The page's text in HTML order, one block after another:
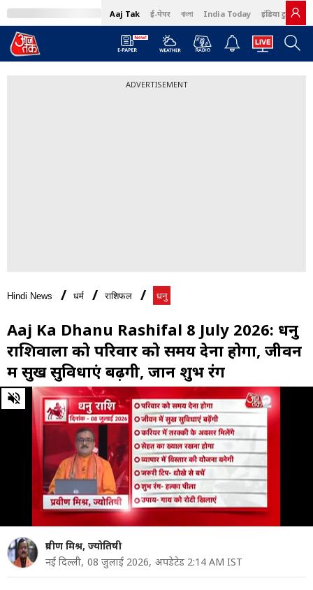
Aaj Tak ई-पेपर বাংলা India Today इंडिया टुडे हिंदी
ADVERTISEMENT
Hindi News धर्म राशिफल धनु
Aaj Ka Dhanu Rashifal 8 July 2026: धनु
राशिवालों को परिवार को समय देना होगा, जीवन
में सुख सुविधाएं बढ़ेंगी, जानें शुभ रंग
0
of
seconds
प्रवीण मिश्र, ज्योतिषी
नई दिल्ली, 08 जुलाई 2026, अपडेटेड 2:14 AM IST